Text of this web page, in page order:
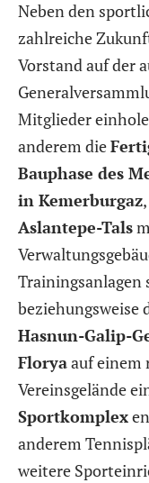
Neben den
zahlreiche
Vorstand auf der
Mitglieder
anderem die
Bauphase des
in Kemerburgaz
Aslantepe-Tals
Trainingsanlagen
beziehungsweise
Hasnun-Galip-
Floryaauf einem
Vereinsgelände
Sportkomplex
anderem
weitere